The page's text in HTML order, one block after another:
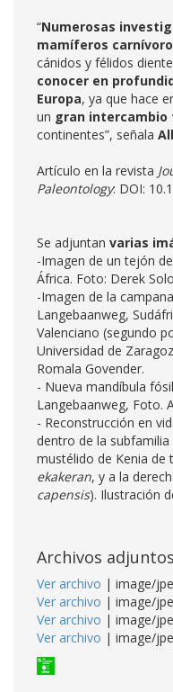
“Numerosas
mamíferos
cánidos y félidos
conocer en
Europa, ya que hace
un gran intercambio
continentes”, señala
Artículo en la revista
Paleontology: DOI:
Se adjuntan varias
-Imagen de un tejón
África. Foto: Derek
-Imagen de la
Langebaanweg,
Valenciano (segundo
Universidad de
Romala Govender.
- Nueva mandíbula
Langebaanweg, Foto.
- Reconstrucción en
dentro de la
mustélido de Kenia de
ekakeran, y a la
capensis). Ilustración
Archivos adjuntos
Ver archivo | image/
Ver archivo | image/
Ver archivo | image/
Ver archivo | image/